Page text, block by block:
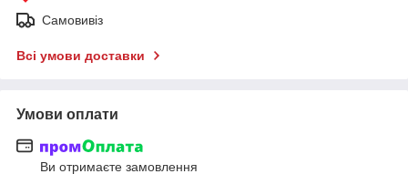
Самовивіз
Всі умови доставки
Умови оплати
Ви отримаєте замовлення